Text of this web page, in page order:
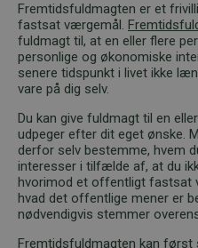
Fremtidsfuldmagten er et
fastsat værgemål.
fuldmagt til, at en eller flere
personlige og økonomiske
senere tidspunkt i livet ikke
vare på dig selv.
Du kan give fuldmagt til en
udpeger efter dit eget ønske.
derfor selv bestemme, hvem
interesser i tilfælde af, at du
hvorimod et offentligt
hvad det offentlige mener er
nødvendigvis stemmer
Fremtidsfuldmagten kan